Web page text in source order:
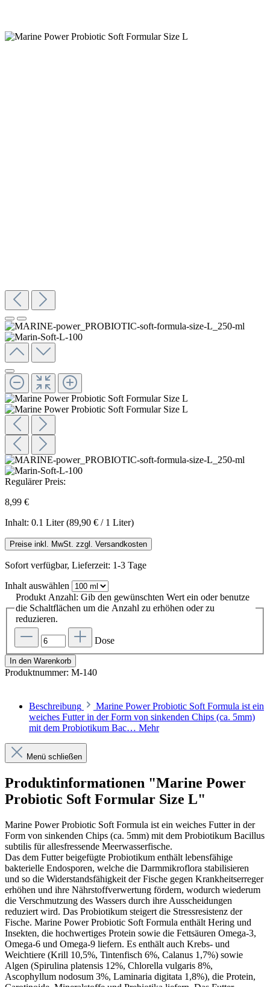
Regulärer Preis:
8,99 €
Inhalt: 0.1 Liter(89,90 € / 1 Liter)
Preise inkl. MwSt. zzgl. Versandkosten
Sofort verfügbar, Lieferzeit: 1-3 Tage
Inhalt auswählen
Produkt Anzahl: Gib den gewünschten Wert ein oder benutze
die Schaltflächen um die Anzahl zu erhöhen oder zu
reduzieren.
Dose
In den Warenkorb
Produktnummer: M-140
Beschreibung
Marine Power Probiotic Soft Formula ist ein
weiches Futter in der Form von sinkenden Chips (ca. 5mm)
mit dem Probiotikum Bac… Mehr
Menü schließen
Produktinformationen "Marine Power
Probiotic Soft Formular Size L"
Marine Power Probiotic Soft Formula ist ein weiches Futter in der
Form von sinkenden Chips (ca. 5mm) mit dem Probiotikum Bacillus
subtilis für allesfressende Meerwasserfische.
Das dem Futter beigefügte Probiotikum enthält lebensfähige
bakterielle Endosporen, welche die Darmmikroflora stabilisieren
und so die Widerstandsfähigkeit der Fische gegen Krankheitserreger
erhöhen und ihre Nährstoffverwertung fördern, wodurch wiederum
die Verschmutzung des Wassers durch ihre Ausscheidungen
reduziert wird. Das Probiotikum steigert die Stressresistenz der
Fische. Marine Power Probiotic Soft Formula enthält Hering und
Insekten, die hochwertiges Protein sowie die Fettsäuren Omega-3,
Omega-6 und Omega-9 liefern. Es enthält auch Krebs- und
Weichtiere (Krill 10,5%, Tintenfisch 6%, Calanus 1,7%) sowie
Algen (Spirulina platensis 12%, Chlorella vulgaris 8%,
Ascophyllum nodosum 3%, Laminaria digitata 1,8%), die Protein,